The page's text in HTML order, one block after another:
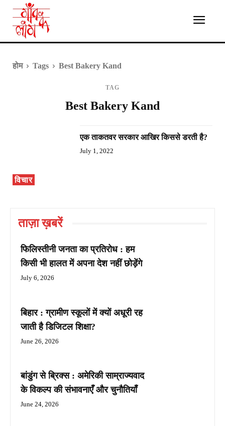
होम Tags Best Bakery Kand
TAG
Best Bakery Kand
विचार
एक ताकतवर सरकार आखिर किससे डरती है?
July 1, 2022
ताज़ा ख़बरें
फिलिस्तीनी जनता का प्रतिरोध : हम
किसी भी हालत में अपना देश नहीं छोड़ेंगे
July 6, 2026
बिहार : ग्रामीण स्कूलों में क्यों अधूरी रह
जाती है डिजिटल शिक्षा?
June 26, 2026
बांडुंग से ब्रिक्स : अमेरिकी साम्राज्यवाद
के विकल्प की संभावनाएँ और चुनौतियाँ
June 24, 2026